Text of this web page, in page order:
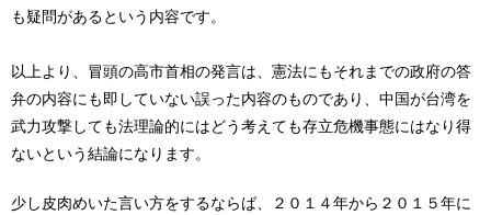
も疑問があるという内容です。
以上より、冒頭の高市首相の発言は、憲法にもそれまでの政府の答
弁の内容にも即していない誤った内容のものであり、中国が台湾を
武力攻撃しても法理論的にはどう考えても存立危機事態にはなり得
ないという結論になります。
少し皮肉めいた言い方をするならば、２０１４年から２０１５年に